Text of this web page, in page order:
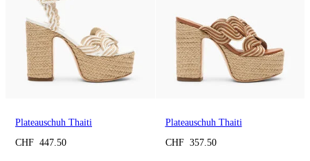
Plateauschuh Thaiti
CHF 447.50
Plateauschuh Thaiti
CHF 357.50